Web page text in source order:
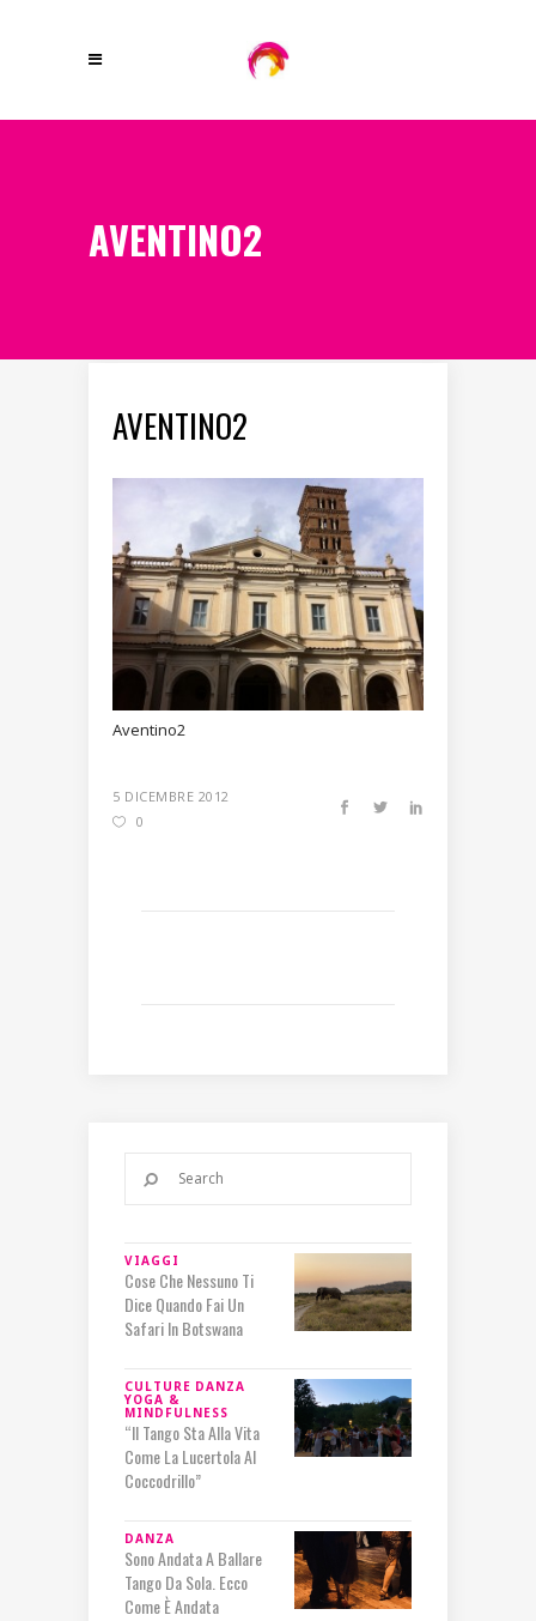
AVENTINO2
AVENTINO2
Aventino2
5 DICEMBRE 2012
0
VIAGGI
Cose Che Nessuno Ti
Dice Quando Fai Un
Safari In Botswana
CULTURE DANZA
YOGA &
MINDFULNESS
“Il Tango Sta Alla Vita
Come La Lucertola Al
Coccodrillo”
DANZA
Sono Andata A Ballare
Tango Da Sola. Ecco
Come È Andata